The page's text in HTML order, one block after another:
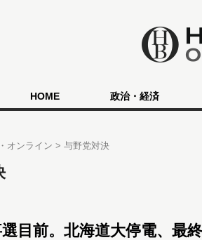
HOME 政治・経済
オンライン 与野党対決
目前。北海道大停電、最